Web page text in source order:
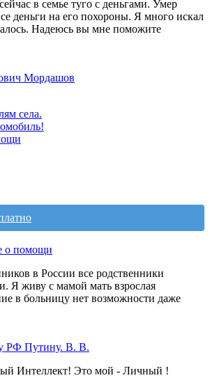
в семье туго с деньгами. Умер
деньги на его похороны. Я много искал
Надеюсь вы мне поможите
Мордашов
села.
о помощи
в России все родственники
Я живу с мамой мать взрослая
в больницу нет возможности даже
РФ Путину. В. В.
Интеллект! Это мой - Личный !